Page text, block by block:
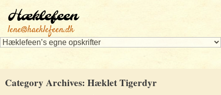
Hæklefeen
lene@haeklefeen.dk
Category Archives: Hæklet Tigerdyr